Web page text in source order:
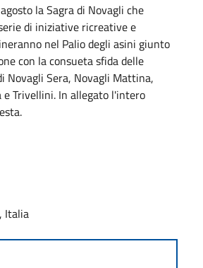
la Sagra di Novagli che
di iniziative ricreative e
nel Palio degli asini giunto
con la consueta sfida delle
Novagli Sera, Novagli Mattina,
e Trivellini. In allegato l'intero
Italia